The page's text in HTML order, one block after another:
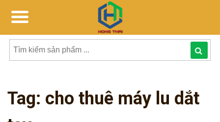
Tìm
sản
phẩmphẩm:
Tag: cho thuê máy lu dắt